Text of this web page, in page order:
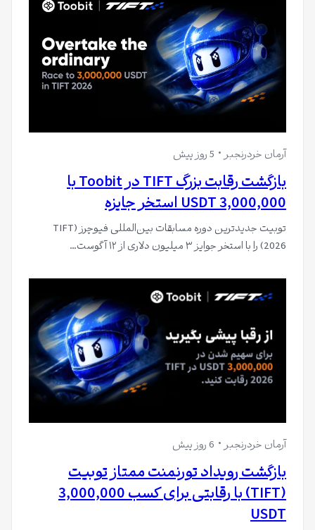
آرمان خردرنجبر 5 روز پیش
بازگشت رقابت بزرگ TIFT در Toobit با
3,000,000 USDT استخر جایزه
توبیت جدیدترین دوره مسابقات بین‌المللی فیوچرز (TIFT
2026) را با استخر جوایز ۳ میلیون دلاری از ۱۲ آگوست…
آرمان خردرنجبر 6 روز پیش
بازگشت رویداد تورنمنت ممتاز تو‌بیت
(TIFT) با رقابتی برای کسب 3,000,000
USDT